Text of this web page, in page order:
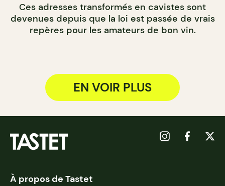
Ces adresses transformés en cavistes sont
devenues depuis que la loi est passée de vrais
repères pour les amateurs de bon vin.
EN VOIR PLUS
À propos de Tastet